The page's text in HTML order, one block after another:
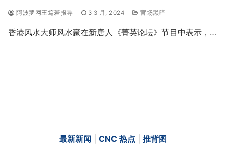
阿波罗网王笃若报导 3 3 月, 2024 官场黑暗
香港风水大师风水豪在新唐人《菁英论坛》节目中表示，…
最新新闻 CNC 热点 推背图